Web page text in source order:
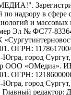
надзору в сфере
и массовых
Эл № ФС77-
ОГРН:
город Сургут,
ООО «ОМедиа».
ОГРН:
город Сургут,
редактор: